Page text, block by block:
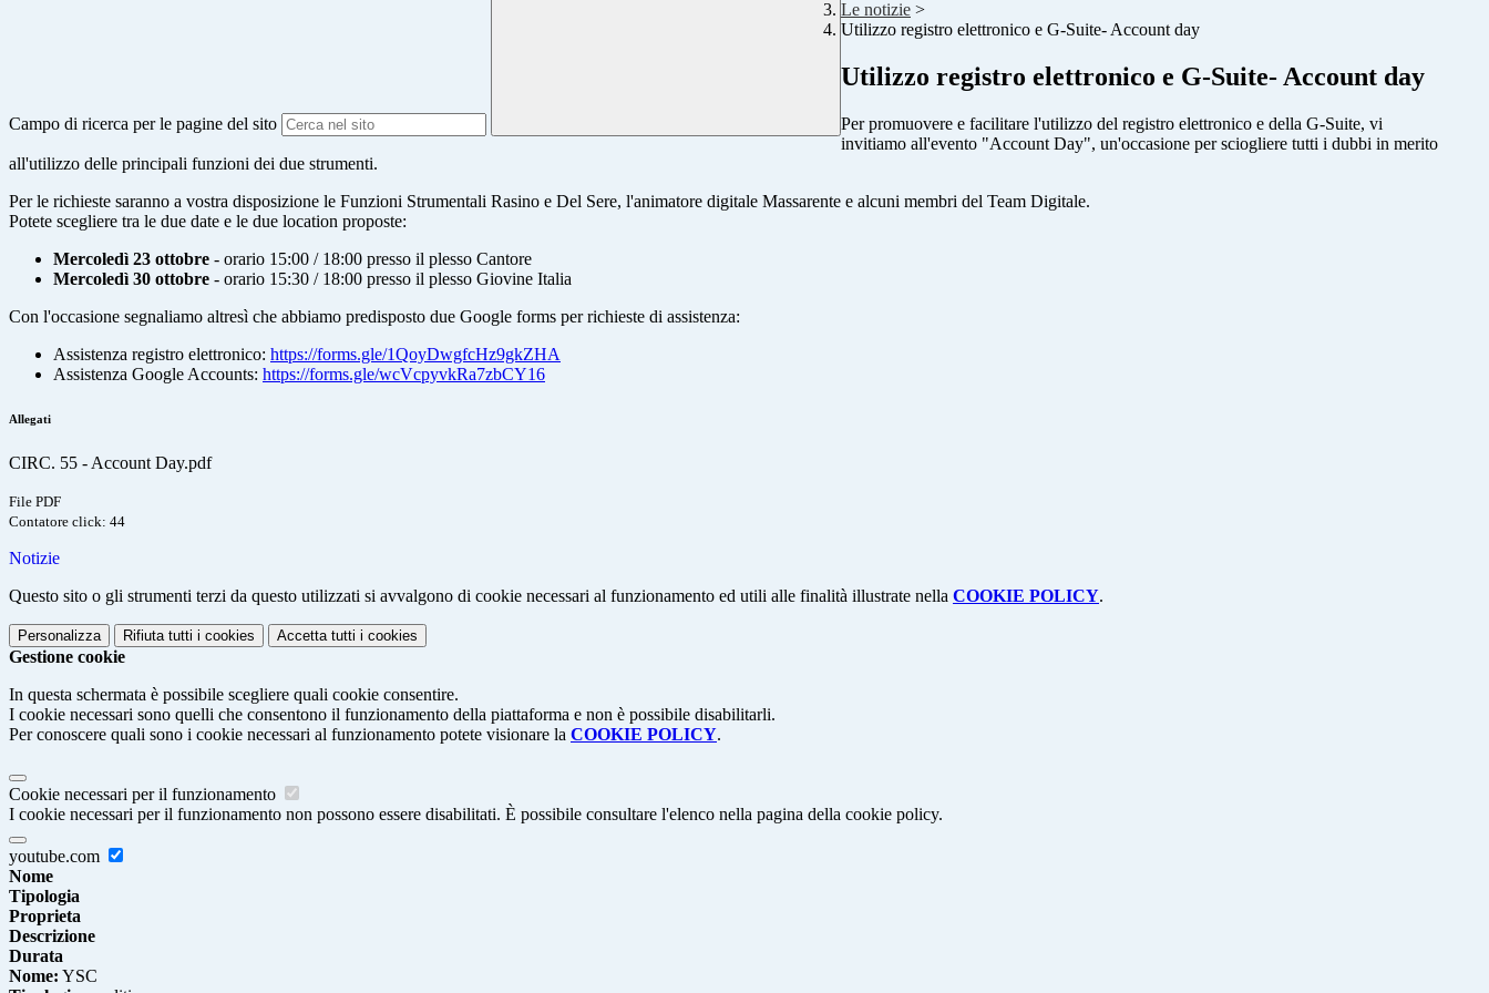
Campo di ricerca per le pagine del sito
Le notizie >
Utilizzo registro elettronico e G-Suite- Account day
Utilizzo registro elettronico e G-Suite- Account day
Per promuovere e facilitare l'utilizzo del registro elettronico e della G-Suite, vi
invitiamo all'evento "Account Day", un'occasione per sciogliere tutti i dubbi in merito
all'utilizzo delle principali funzioni dei due strumenti.
Per le richieste saranno a vostra disposizione le Funzioni Strumentali Rasino e Del Sere, l'animatore digitale Massarente e alcuni membri del Team Digitale.
Potete scegliere tra le due date e le due location proposte:
Mercoledì 23 ottobre - orario 15:00 / 18:00 presso il plesso Cantore
Mercoledì 30 ottobre - orario 15:30 / 18:00 presso il plesso Giovine Italia
Con l'occasione segnaliamo altresì che abbiamo predisposto due Google forms per richieste di assistenza:
Assistenza registro elettronico: https://forms.gle/1QoyDwgfcHz9gkZHA
Assistenza Google Accounts: https://forms.gle/wcVcpyvkRa7zbCY16
Allegati
CIRC. 55 - Account Day.pdf
File PDF
Contatore click: 44
Notizie
Questo sito o gli strumenti terzi da questo utilizzati si avvalgono di cookie necessari al funzionamento ed utili alle finalità illustrate nella COOKIE POLICY.
Personalizza Rifiuta tutti i cookies Accetta tutti i cookies
Gestione cookie
In questa schermata è possibile scegliere quali cookie consentire.
I cookie necessari sono quelli che consentono il funzionamento della piattaforma e non è possibile disabilitarli.
Per conoscere quali sono i cookie necessari al funzionamento potete visionare la COOKIE POLICY.
Cookie necessari per il funzionamento
I cookie necessari per il funzionamento non possono essere disabilitati. È possibile consultare l'elenco nella pagina della cookie policy.
youtube.com
Nome
Tipologia
Proprieta
Descrizione
Durata
Nome: YSC